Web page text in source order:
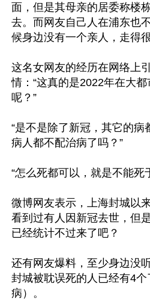
面，但是其母亲的居委称楼
去。而网友自己人在浦东也
候身边没有一个亲人，走得很
这名女网友的经历在网络上
情：“这真的是2022年在大
呢？”
“是不是除了新冠，其它的病
病人都不配治病了吗？”
“怎么死都可以，就是不能死
微博网友表示，上海封城以
看到过有人因新冠去世，但
已经统计不过来了吧？
还有网友爆料，至少身边没
封城被耽误死的人已经有4
病）。